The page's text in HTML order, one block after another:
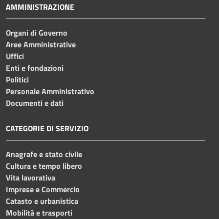
AMMINISTRAZIONE
Organi di Governo
Aree Amministrative
Uffici
Enti e fondazioni
Politici
Personale Amministrativo
Documenti e dati
CATEGORIE DI SERVIZIO
Anagrafe e stato civile
Cultura e tempo libero
Vita lavorativa
Imprese e Commercio
Catasto e urbanistica
Mobilità e trasporti